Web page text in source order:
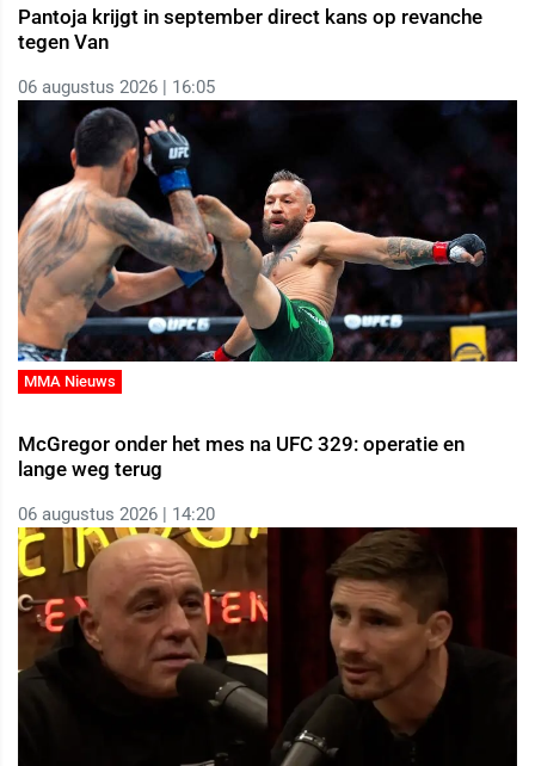
Pantoja krijgt in september direct kans op revanche
tegen Van
06 augustus 2026 | 16:05
MMA Nieuws
McGregor onder het mes na UFC 329: operatie en
lange weg terug
06 augustus 2026 | 14:20